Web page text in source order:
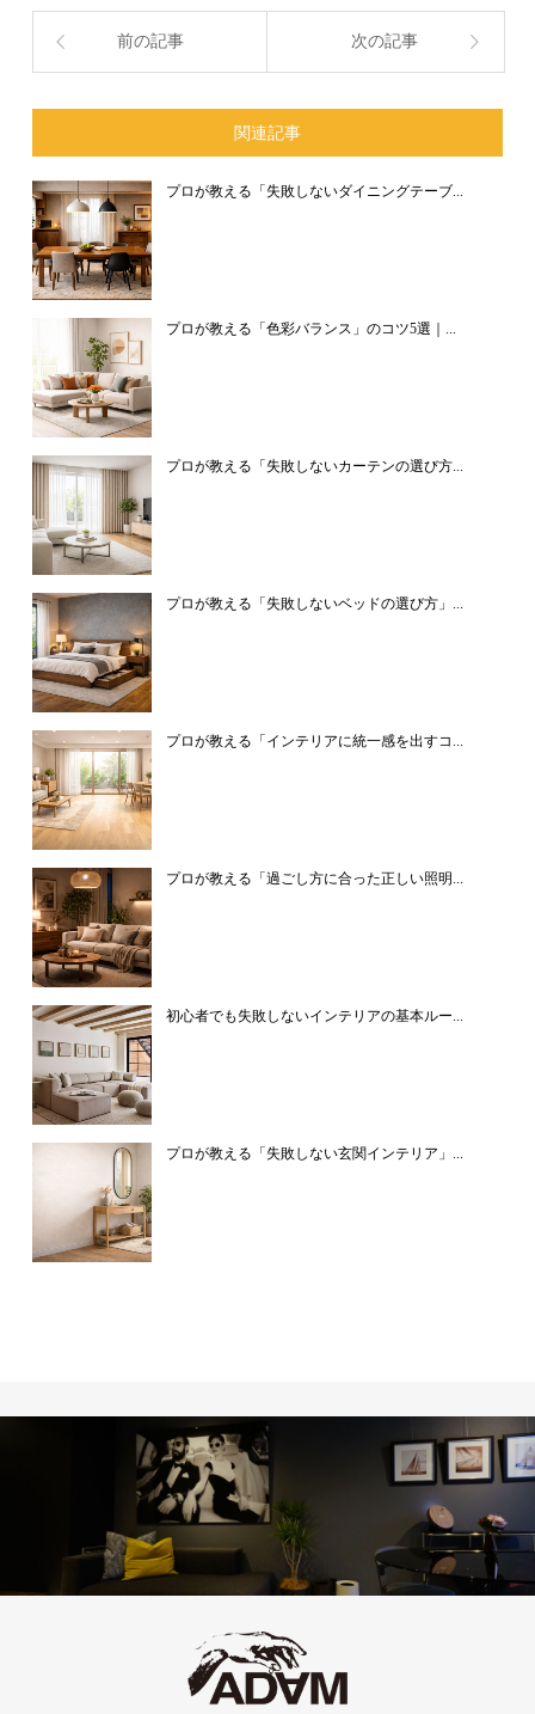
前の記事 次の記事
関連記事
プロが教える「失敗しないダイニングテーブ...
プロが教える「色彩バランス」のコツ5選｜...
プロが教える「失敗しないカーテンの選び方...
プロが教える「失敗しないベッドの選び方」...
プロが教える「インテリアに統一感を出すコ...
プロが教える「過ごし方に合った正しい照明...
初心者でも失敗しないインテリアの基本ルー...
プロが教える「失敗しない玄関インテリア」...